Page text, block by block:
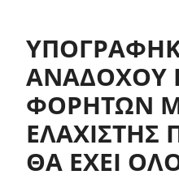
ΑΝΑΔΟΧΟΥ
ΦΟΡΗΤΩΝ
ΕΛΑΧΙΣΤΗΣ
ΘΑ ΕΧΕΙ